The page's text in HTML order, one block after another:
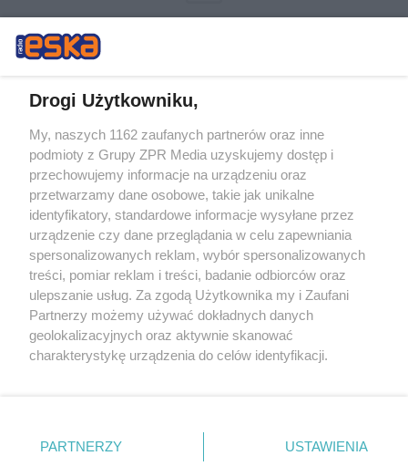
Żaden utwór zamieszczony w serwisie nie może być powielany i
rozpowszechniany lub dalej rozpowszechniany w jakikolwiek sposób (w
tym także elektroniczny lub mechaniczny) na jakimkolwiek polu
eksploatacji w jakiejkolwiek formie, włącznie z umieszczaniem w
Internecie bez pisemnej zgody właściciela praw. Jakiekolwiek użycie lub
wykorzystanie utworów w całości lub w części z naruszeniem prawa,
tzn. bez właściwej zgody, jest zabronione pod groźbą kary i może być
ścigane prawnie.
Drogi Użytkowniku,
My, naszych 1162 zaufanych partnerów oraz inne
podmioty z Grupy ZPR Media uzyskujemy dostęp i
przechowujemy informacje na urządzeniu oraz
przetwarzamy dane osobowe, takie jak unikalne
identyfikatory, standardowe informacje wysyłane przez
urządzenie czy dane przeglądania w celu zapewniania
spersonalizowanych reklam, wybór spersonalizowanych
treści, pomiar reklam i treści, badanie odbiorców oraz
ulepszanie usług. Za zgodą Użytkownika my i Zaufani
Partnerzy możemy używać dokładnych danych
geolokalizacyjnych oraz aktywnie skanować
charakterystykę urządzenia do celów identyfikacji.
zmienić/wycofać klikając przycisk ustawień prywatności
znajdujący się w lewym dolnym rogu strony
PARTNERZY USTAWIENIA